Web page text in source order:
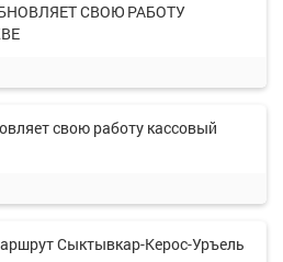
СВОЮ РАБОТУ
свою работу кассовый
Сыктывкар-Керос-Уръель